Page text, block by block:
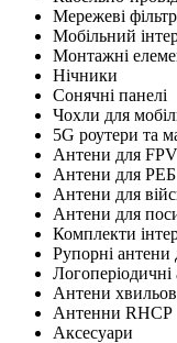
Мережеві
Мобільний
Монтажні
Нічники
Сонячні панелі
Чохли для
5G роутери та
Антени для FPV
Антени для РЕБ
Антени для
Антени для
Комплекти
Рупорні антени
Логоперіодичні
Антени
Антенни RHCP
Аксесуари